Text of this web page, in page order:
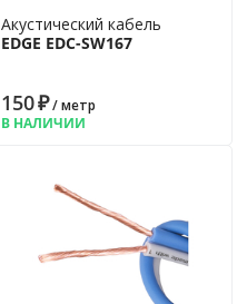
Акустический кабель
EDGE EDC-SW167
150₽/ метр
В НАЛИЧИИ